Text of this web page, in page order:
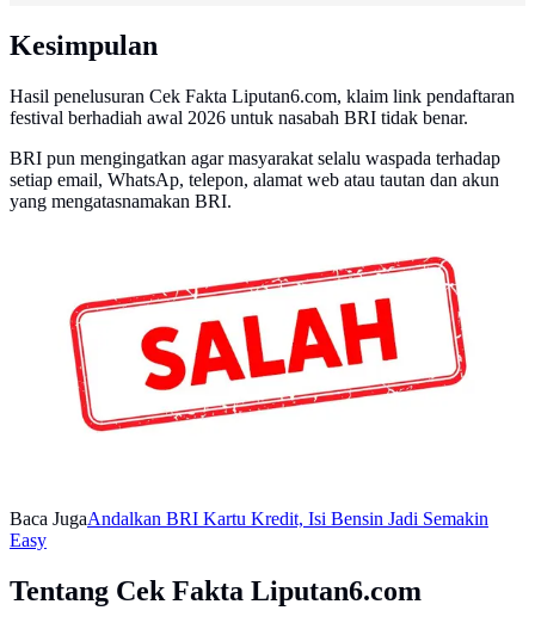
Kesimpulan
Hasil penelusuran Cek Fakta Liputan6.com, klaim link pendaftaran
festival berhadiah awal 2026 untuk nasabah BRI tidak benar.
BRI pun mengingatkan agar masyarakat selalu waspada terhadap
setiap email, WhatsAp, telepon, alamat web atau tautan dan akun
yang mengatasnamakan BRI.
Baca JugaAndalkan BRI Kartu Kredit, Isi Bensin Jadi Semakin
Easy
Tentang Cek Fakta Liputan6.com